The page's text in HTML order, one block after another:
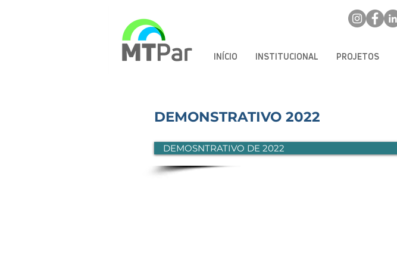
INÍCIO INSTITUCIONAL PROJETOS
DEMONSTRATIVO 2022
DEMOSNTRATIVO DE 2022